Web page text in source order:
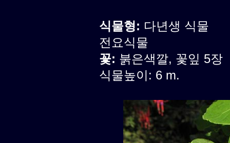
식물형: 다년생 식물
전요식물
꽃: 붉은색깔, 꽃잎 5장
식물높이: 6 m.